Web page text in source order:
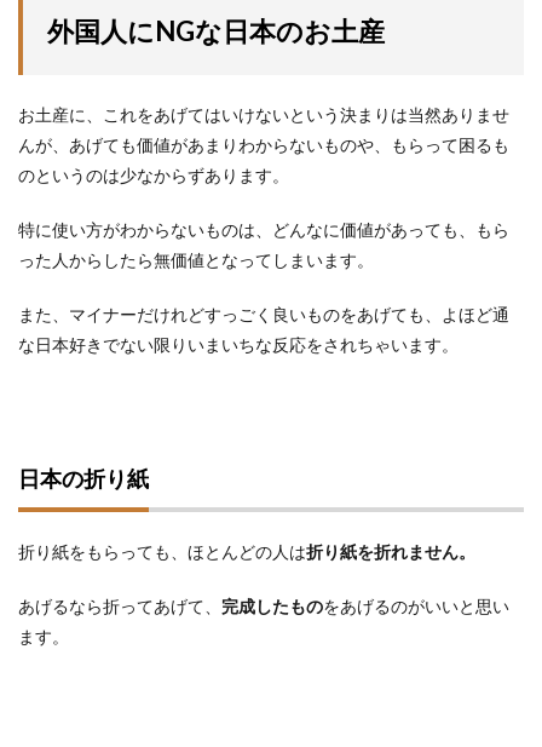
外国人にNGな日本のお土産
お土産に、これをあげてはいけないという決まりは当然ありませ
んが、あげても価値があまりわからないものや、もらって困るも
のというのは少なからずあります。
特に使い方がわからないものは、どんなに価値があっても、もら
った人からしたら無価値となってしまいます。
また、マイナーだけれどすっごく良いものをあげても、よほど通
な日本好きでない限りいまいちな反応をされちゃいます。
日本の折り紙
折り紙をもらっても、ほとんどの人は折り紙を折れません。
あげるなら折ってあげて、 完成したものをあげるのがいいと思い
ます。